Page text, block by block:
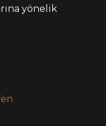
yönelik